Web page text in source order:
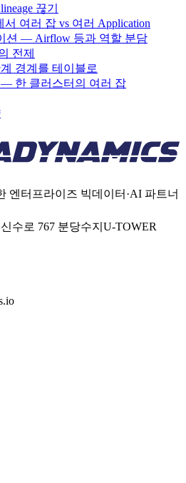
끊기
서 여러 잡 vs 여러 Application
션 — Airflow 등과 역할 분담
전제
경계를 테이블로
한 클러스터의 여러 잡
엔터프라이즈 빅데이터·AI 파트너
수로 767 분당수지U-TOWER